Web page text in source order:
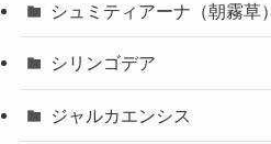
シュミティアーナ（朝霧草）
シリンゴデア
ジャルカエンシス